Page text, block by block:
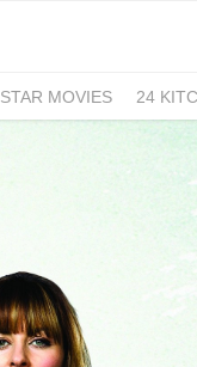
STAR MOVIES
24